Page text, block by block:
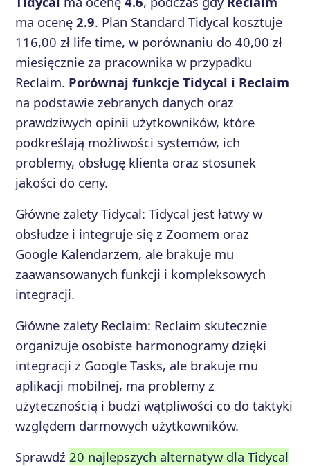
ma ocenę2.9. Plan Standard Tidycal kosztuje
116,00 zł life time, w porównaniu do 40,00 zł
miesięcznie za pracownika w przypadku
Reclaim. Porównaj funkcje Tidycal i Reclaim
na podstawie zebranych danych oraz
prawdziwych opinii użytkowników, które
podkreślają możliwości systemów, ich
problemy, obsługę klienta oraz stosunek
jakości do ceny.
Główne zalety Tidycal: Tidycal jest łatwy w
obsłudze i integruje się z Zoomem oraz
Google Kalendarzem, ale brakuje mu
zaawansowanych funkcji i kompleksowych
integracji.
Główne zalety Reclaim: Reclaim skutecznie
organizuje osobiste harmonogramy dzięki
integracji z Google Tasks, ale brakuje mu
aplikacji mobilnej, ma problemy z
użytecznością i budzi wątpliwości co do taktyki
względem darmowych użytkowników.
Sprawdź 20 najlepszych alternatyw dla Tidycal